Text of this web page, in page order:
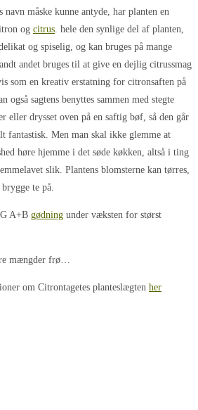
navn måske kunne antyde, har planten en
og citrus . hele den synlige del af planten,
og spiselig, og kan bruges på mange
andet bruges til at give en dejlig citrussmag
som en kreativ erstatning for citronsaften på
også sagtens benyttes sammen med stegte
eller drysset oven på en saftig bøf, så den går
Men man skal ikke glemme at
høre hjemme i det søde køkken, altså i ting
slik. Plantens blomsterne kan tørres,
te på.
A+B gødning under væksten for størst
mængder frø…
om Citrontagetes planteslægten her